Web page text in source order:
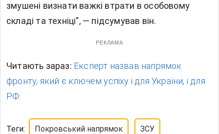
змушені визнати важкі втрати в особовому
складі та техніці", — підсумував він.
РЕКЛАМА
Читають зараз: Експерт назвав напрямок
фронту, який є ключем успіху і для України, і для
РФ.
Теги: Покровський напрямок ЗСУ